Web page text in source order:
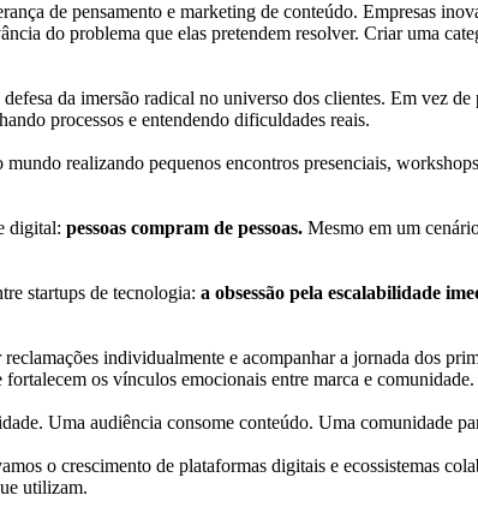
de pensamento e marketing de conteúdo. Empresas
do problema que elas pretendem resolver. Criar uma
da imersão radical no universo dos clientes. Em vez
processos e entendendo dificuldades reais.
realizando pequenos encontros presenciais,
digital: pessoas compram de pessoas. Mesmo em um
startups de tecnologia: a obsessão pela escalabilidade
individualmente e acompanhar a jornada dos
os vínculos emocionais entre marca e comunidade.
Uma audiência consome conteúdo. Uma comunidade
o crescimento de plataformas digitais e ecossistemas
utilizam.